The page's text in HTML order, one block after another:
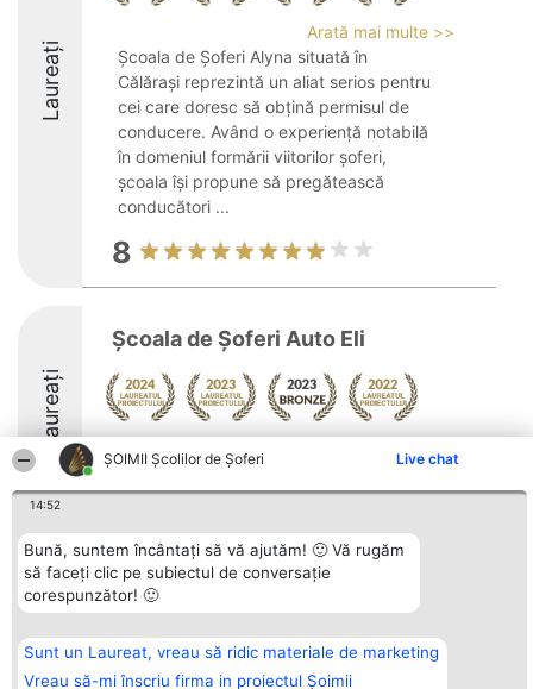
ŞOIMII Școlilor de Șoferi Live chat
14:52
Bună, suntem încântați să vă ajutăm! 🙂 Vă rugăm
să faceți clic pe subiectul de conversație
corespunzător! 🙂
Sunt un Laureat, vreau să ridic materiale de marketing
Vreau să-mi înscriu firma in proiectul Șoimii
Laureați
Arată mai multe >>
Școala de Șoferi Alyna situată în
Călărași reprezintă un aliat serios pentru
cei care doresc să obțină permisul de
conducere. Având o experiență notabilă
în domeniul formării viitorilor șoferi,
școala își propune să pregătească
conducători ...
8
Laureați
Școala de Șoferi Auto Eli
Organizator Ranking
BRIGHT SOLUTIONS BR SRL
Aleea Timisul De Sus 2 Bl. A30
București
tel: +40 770 990 492
Plebiscyt
Lista Tuturor
Reguli
Politica de